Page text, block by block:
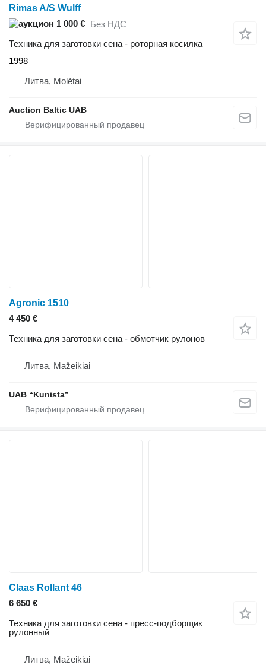
Rimas A/S Wulff
1 000 € Без НДС
Техника для заготовки сена - роторная косилка
1998
Литва, Molėtai
Auction Baltic UAB
Agronic 1510
4 450 €
Техника для заготовки сена - обмотчик рулонов
Литва, Mažeikiai
UAB “Kunista”
Claas Rollant 46
6 650 €
Техника для заготовки сена - пресс-подборщик
рулонный
Литва, Mažeikiai